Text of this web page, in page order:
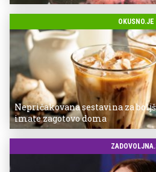
OKUSNO.JE
Nepričakovana sestavina za
imate zagotovo doma